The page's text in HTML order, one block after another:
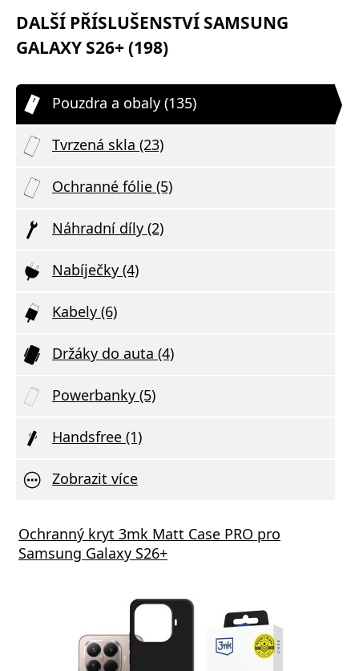
DALŠÍ PŘÍSLUŠENSTVÍ SAMSUNG
GALAXY S26+ (198)
Pouzdra a obaly (135)
Tvrzená skla (23)
Ochranné fólie (5)
Náhradní díly (2)
Nabíječky (4)
Kabely (6)
Držáky do auta (4)
Powerbanky (5)
Handsfree (1)
Zobrazit více
Ochranný kryt 3mk Matt Case PRO pro
Samsung Galaxy S26+